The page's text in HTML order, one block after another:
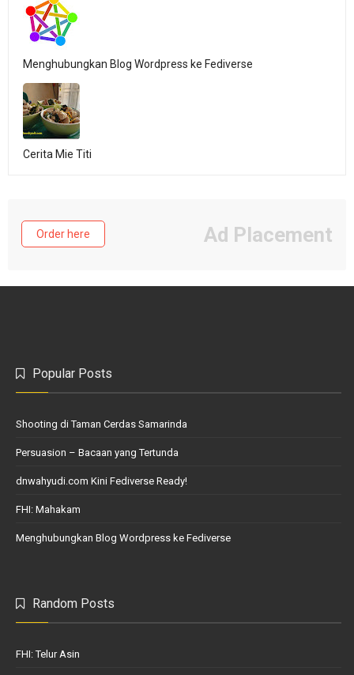
Menghubungkan Blog Wordpress ke Fediverse
Cerita Mie Titi
Order here Ad Placement
Popular Posts
Shooting di Taman Cerdas Samarinda
Persuasion – Bacaan yang Tertunda
dnwahyudi.com Kini Fediverse Ready!
FHI: Mahakam
Menghubungkan Blog Wordpress ke Fediverse
Random Posts
FHI: Telur Asin